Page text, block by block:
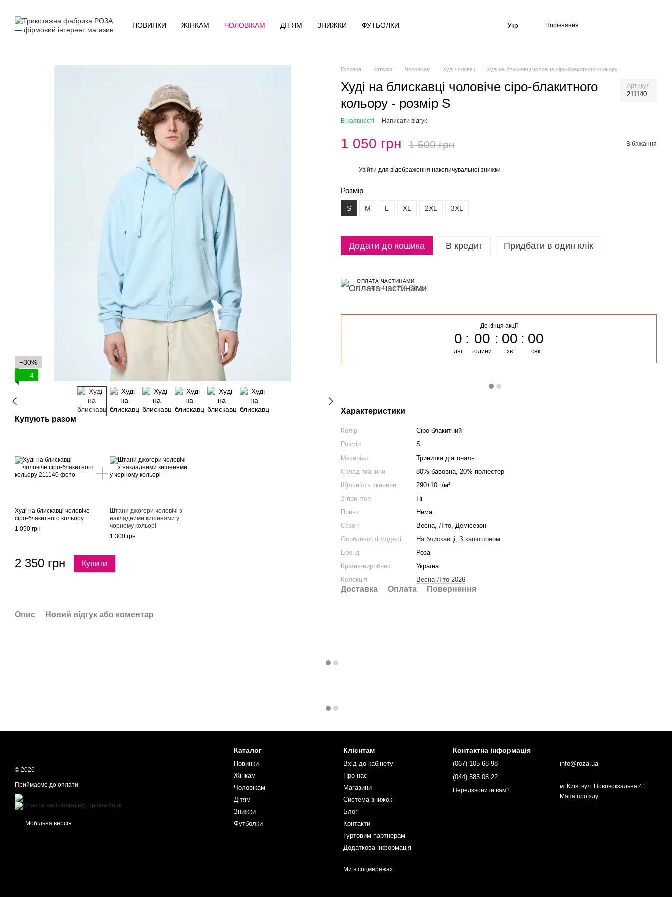
НОВИНКИ ЖІНКАМ ЧОЛОВІКАМ ДІТЯМ ЗНИЖКИ ФУТБОЛКИ Укр Порівняння
−30%
4
Купують разом
Худі на блискавці чоловіче
сіро-блакитного кольору
1 050 грн
Штани джогери чоловічі з
накладними кишенями у
чорному кольорі
1 300 грн
2 350 грн Купити
Головна Каталог Чоловікам Худі чоловічі Худі на блискавці чоловіче сіро-блакитного кольору
Худі на блискавці чоловіче сіро-блакитного
кольору - розмір S
Артикул
211140
В наявності Написати відгук
1 050 грн 1 500 грн В бажання
Увійти для відображення накопичувальної знижки
Розмір
S M L XL 2XL 3XL
Додати до кошика В кредит Придбати в один клік
ОПЛАТА ЧАСТИНАМИ
4 платежі по 262.50 грн
До кінця акції
0
дні
00
години
00
хв
00
сек
Характеристики
Колір
Сіро-блакитний
Розмір
S
Матеріал
Тринитка діагональ
Склад тканини
80% бавовна, 20% поліестер
Щільність тканини
290±10 г/м²
З принтом
Ні
Принт
Нема
Сезон
Весна, Літо, Демісезон
Особливості моделі
На блискавці, З капюшоном
Бренд
Роза
Країна-виробник
Україна
Колекція
Весна-Літо 2026
Доставка Оплата Повернення
Опис Новий відгук або коментар
© 2026
Приймаємо до оплати
Мобільна версія
Каталог
Новинки
Жінкам
Чоловікам
Дітям
Знижки
Футболки
Клієнтам
Вхід до кабінету
Про нас
Магазини
Система знижок
Блог
Контакти
Гуртовим партнерам
Додаткова інформація
Ми в соцмережах
Контактна інформація
(067) 105 68 98
(044) 585 08 22
Передзвонити вам?
info@roza.ua
м. Київ, вул. Нововокзальна 41
Мапа проїзду